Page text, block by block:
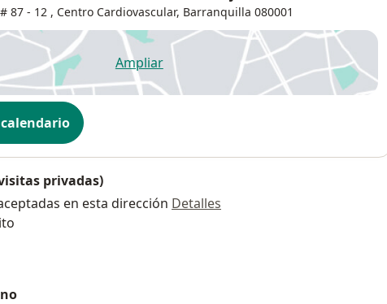
87 - 12 , Centro Cardiovascular, Barranquilla 080001
Ampliarse abre en una nueva pestaña
privadas)
en esta dirección Detalles